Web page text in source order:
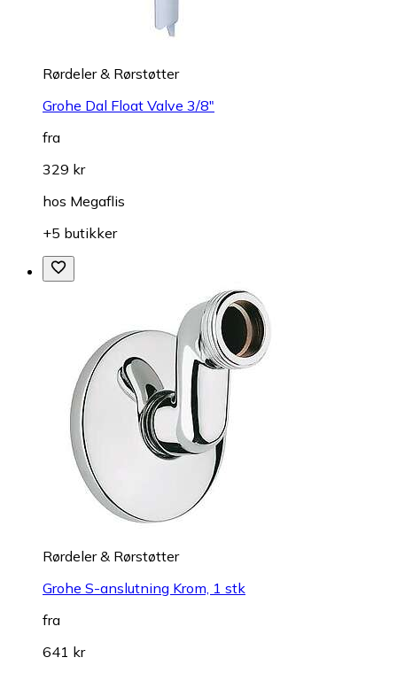
Rørdeler & Rørstøtter
Grohe Dal Float Valve 3/8"
fra
329 kr
hos Megaflis
+5 butikker
Rørdeler & Rørstøtter
Grohe S-anslutning Krom, 1 stk
fra
641 kr